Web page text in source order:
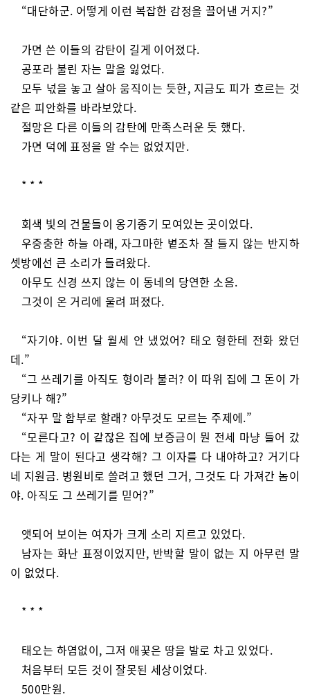
“대단하군. 어떻게 이런 복잡한 감정을 끌어낸 거지?”
가면 쓴 이들의 감탄이 길게 이어졌다.
공포라 불린 자는 말을 잃었다.
모두 넋을 놓고 살아 움직이는 듯한, 지금도 피가 흐르는 것
같은 피안화를 바라보았다.
절망은 다른 이들의 감탄에 만족스러운 듯 했다.
가면 덕에 표정을 알 수는 없었지만.
* * *
회색 빛의 건물들이 옹기종기 모여있는 곳이었다.
우중충한 하늘 아래, 자그마한 볕조차 잘 들지 않는 반지하
셋방에선 큰 소리가 들려왔다.
아무도 신경 쓰지 않는 이 동네의 당연한 소음.
그것이 온 거리에 울려 퍼졌다.
“자기야. 이번 달 월세 안 냈었어? 태오 형한테 전화 왔던
데.”
“그 쓰레기를 아직도 형이라 불러? 이 따위 집에 그 돈이 가
당키나 해?”
“자꾸 말 함부로 할래? 아무것도 모르는 주제에.”
“모른다고? 이 같잖은 집에 보증금이 뭔 전세 마냥 들어 갔
다는 게 말이 된다고 생각해? 그 이자를 다 내야하고? 거기다
네 지원금. 병원비로 쓸려고 했던 그거, 그것도 다 가져간 놈이
야. 아직도 그 쓰레기를 믿어?”
앳되어 보이는 여자가 크게 소리 지르고 있었다.
남자는 화난 표정이었지만, 반박할 말이 없는 지 아무런 말
이 없었다.
* * *
태오는 하염없이, 그저 애꿎은 땅을 발로 차고 있었다.
처음부터 모든 것이 잘못된 세상이었다.
500만원.